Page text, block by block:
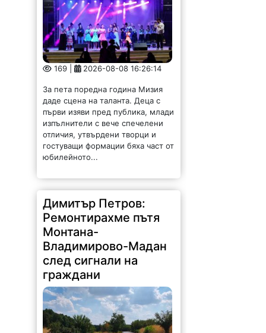
169 | 2026-08-08 16:26:14
За пета поредна година Мизия
даде сцена на таланта. Деца с
първи изяви пред публика, млади
изпълнители с вече спечелени
отличия, утвърдени творци и
гостуващи формации бяха част от
юбилейното...
Димитър Петров:
Ремонтирахме пътя
Монтана-
Владимирово-Мадан
след сигнали на
граждани